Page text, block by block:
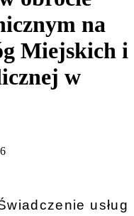
na
Miejskich i
w
usług